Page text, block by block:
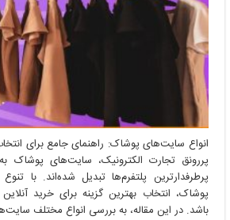
انواع سایت‌های پوشاک: راهنمای جامع برای
پررونق تجارت الکترونیک، سایت‌های پوشاک
پرطرفدارترین پلتفرم‌ها تبدیل شده‌اند. با
پوشاک، انتخاب بهترین گزینه برای خرید
باشد. در این مقاله، به بررسی انواع مختلف